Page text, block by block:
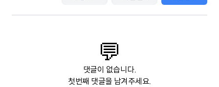
💬
댓글이 없습니다.
첫번째 댓글을 남겨주세요.